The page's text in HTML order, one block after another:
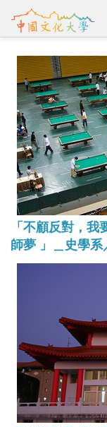
到
內
容
區
「不顧反對，
師夢 」＿史學系